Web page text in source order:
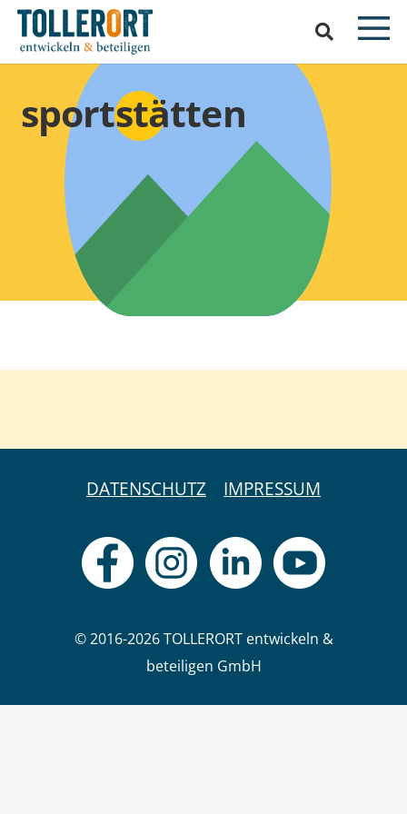
sportstätten
DATENSCHUTZ IMPRESSUM
© 2016-2026 TOLLERORT entwickeln &
beteiligen GmbH